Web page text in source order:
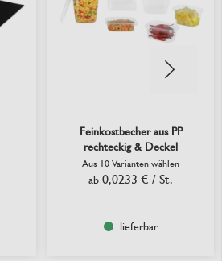
Feinkostbecher aus PP
rechteckig & Deckel
Aus 10 Varianten wählen
ab 0,0233 € / St.
lieferbar